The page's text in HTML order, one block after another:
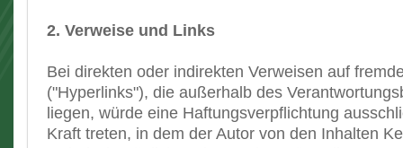
2. Verweise und Links
Bei direkten oder indirekten Verweisen auf
("Hyperlinks"), die außerhalb des
liegen, würde eine Haftungsverpflichtung
Kraft treten, in dem der Autor von den Inhalten